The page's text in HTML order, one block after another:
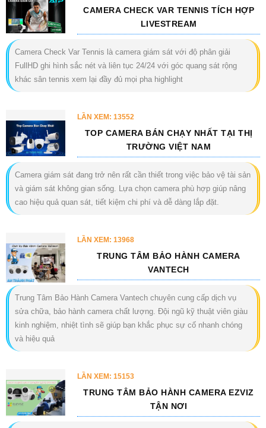
CAMERA CHECK VAR TENNIS TÍCH HỢP
LIVESTREAM
Camera Check Var Tennis là camera giám sát với độ phân giải
FullHD ghi hình sắc nét và liên tục 24/24 với góc quang sát rộng
khác sân tennis xem lại đầy đủ mọi pha highlight
LẦN XEM: 13552
TOP CAMERA BÁN CHẠY NHẤT TẠI THỊ
TRƯỜNG VIỆT NAM
Camera giám sát đang trở nên rất cần thiết trong việc bảo vệ tài sản
và giám sát không gian sống. Lựa chọn camera phù hợp giúp nâng
cao hiệu quả quan sát, tiết kiệm chi phí và dễ dàng lắp đặt.
LẦN XEM: 13968
TRUNG TÂM BẢO HÀNH CAMERA
VANTECH
Trung Tâm Bảo Hành Camera Vantech chuyên cung cấp dịch vụ
sửa chữa, bảo hành camera chất lượng. Đội ngũ kỹ thuật viên giàu
kinh nghiệm, nhiệt tình sẽ giúp bạn khắc phục sự cố nhanh chóng
và hiệu quả
LẦN XEM: 15153
TRUNG TÂM BẢO HÀNH CAMERA EZVIZ
TẬN NƠI